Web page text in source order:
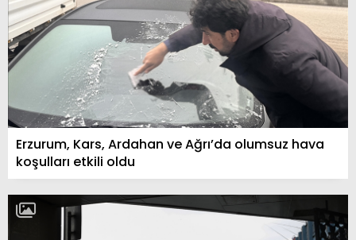
Erzurum, Kars, Ardahan ve Ağrı’da olumsuz hava
koşulları etkili oldu